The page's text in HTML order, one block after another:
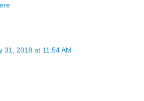
31, 2018 at 11:54 AM